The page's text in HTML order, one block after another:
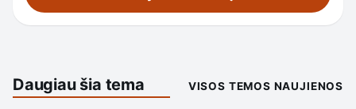
Daugiau šia tema VISOS TEMOS NAUJIENOS